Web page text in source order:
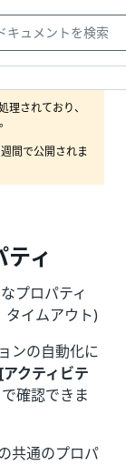
理されており、
間で公開されま
ィ
プロパティ
タイムアウト)
ンの自動化に
[アクティビテ
確認できま
共通のプロパ